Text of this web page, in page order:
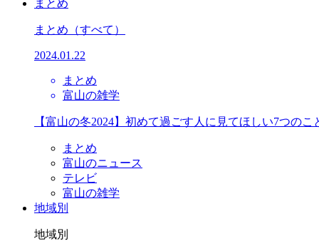
まとめ
まとめ （すべて）
2024.01.22
まとめ
富山の雑学
【富山の冬2024】初めて過ごす人に見てほしい7つのこ
まとめ
富山のニュース
テレビ
富山の雑学
地域別
地域別